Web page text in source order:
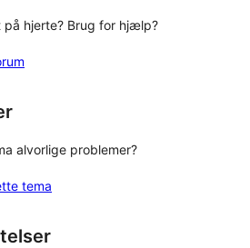
på hjerte? Brug for hjælp?
alvorlige problemer?
tema